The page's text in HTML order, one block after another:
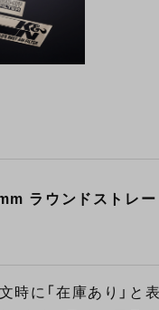
ラウンドストレー
時に「在庫あり」と